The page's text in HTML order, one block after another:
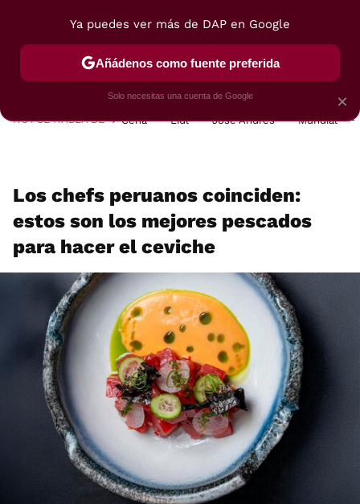
POSTRES VIAJES SELECCIÓN VEGUI
HOY SE HABLA DE Cena Lidl José Andrés Mundial
Los chefs peruanos coinciden:
estos son los mejores pescados
para hacer el ceviche
×
Ya puedes ver más de DAP en Google
Añádenos como fuente preferida
Solo necesitas una cuenta de Google